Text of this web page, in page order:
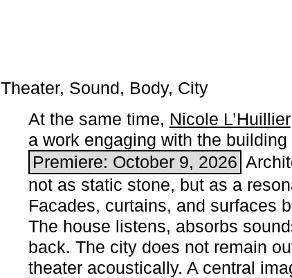
Theater, Sound, Body, City
At the same time, Nicole L’Huillier
a work engaging with the building
Premiere: October 9, 2026
not as static stone, but as a
Facades, curtains, and surfaces
The house listens, absorbs
back. The city does not remain
theater acoustically. A central